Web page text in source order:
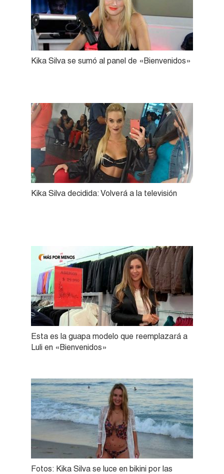
Kika Silva se sumó al panel de «Bienvenidos»
Kika Silva decidida: Volverá a la televisión
Esta es la guapa modelo que reemplazará a
Luli en «Bienvenidos»
Fotos: Kika Silva se luce en bikini por las